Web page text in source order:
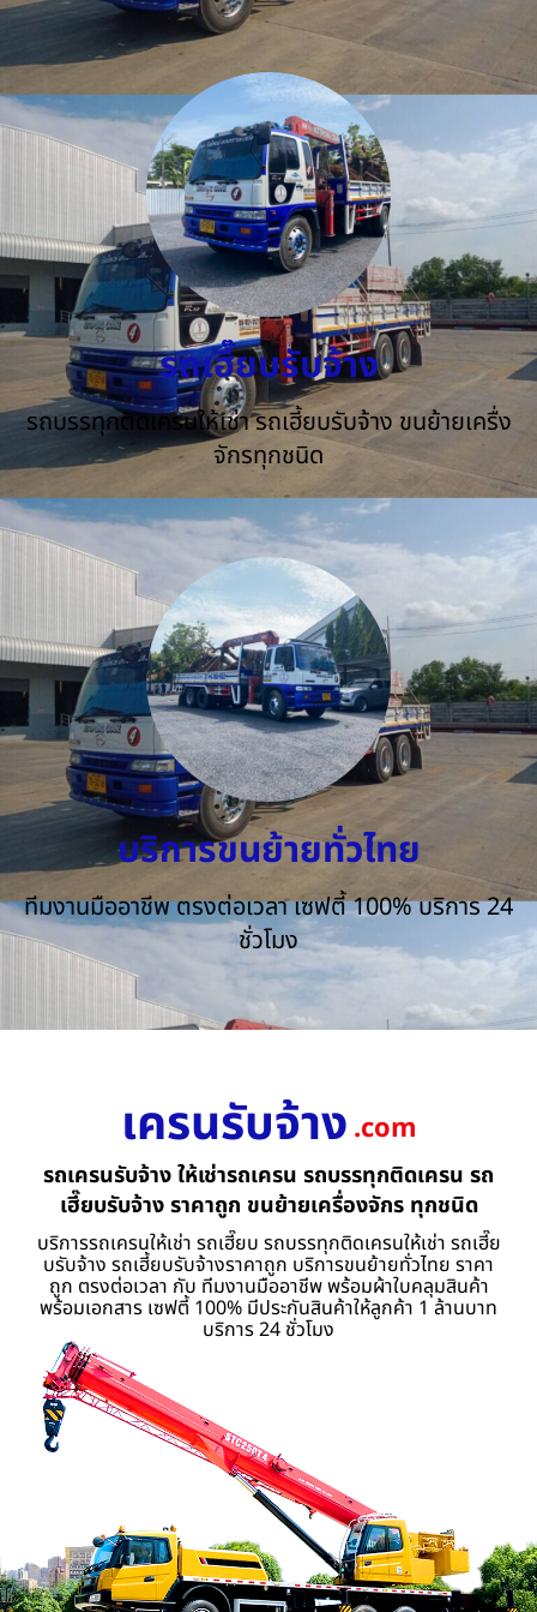
รถเฮี๊ยบรับจ้าง
รถบรรทุกติดเครนให้เช่า รถเฮี้ยบรับจ้าง ขนย้ายเครื่ง
จักรทุกชนิด
บริการขนย้ายทั่วไทย
ทีมงานมืออาชีพ ตรงต่อเวลา เซฟตี้ 100% บริการ 24
ชั่วโมง
เครนรับจ้าง .com
รถเครนรับจ้าง ให้เช่ารถเครน รถบรรทุกติดเครน รถ
เฮี๊ยบรับจ้าง ราคาถูก ขนย้ายเครื่องจักร ทุกชนิด
บริการรถเครนให้เช่า รถเฮี๊ยบ รถบรรทุกติดเครนให้เช่า รถเฮี๊ย
บรับจ้าง รถเฮี้ยบรับจ้างราคาถูก บริการขนย้ายทั่วไทย ราคา
ถูก ตรงต่อเวลา กับ ทีมงานมืออาชีพ พร้อมผ้าใบคลุมสินค้า
พร้อมเอกสาร เซฟตี้ 100% มีประกันสินค้าให้ลูกค้า 1 ล้านบาท
บริการ 24 ชั่วโมง